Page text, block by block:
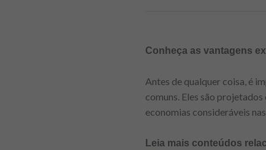
Conheça as vantagens
Antes de qualquer coisa, é
comuns. Eles são
economias consideráveis
Leia mais conteúdos